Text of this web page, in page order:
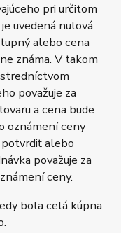
pri určitom
uvedená nulová
alebo cena
známa. V takom
považuje za
a cena bude
oznámení ceny
potvrdiť alebo
považuje za
ceny.
bola celá kúpna